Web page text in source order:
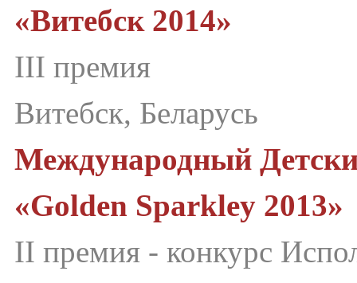
«Витебск 2014»
III премия
Витебск, Беларусь
Международный
«Golden Sparkley 2013»
II премия - конкурс